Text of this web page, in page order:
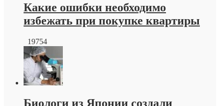
Какие ошибки необходимо
избежать при покупке квартиры
19754
Биологи из Японии создали